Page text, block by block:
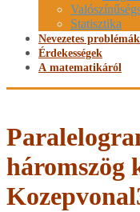
Statisztika
Nevezetes problémák
Érdekességek
A matematikáról
háromszög